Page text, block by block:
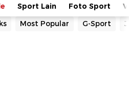
Sport Lain Foto Sport
Most Popular G-Sport